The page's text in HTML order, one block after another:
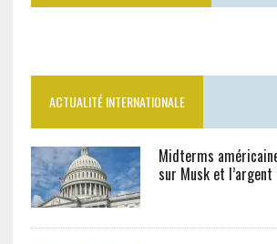
ACTUALITÉ INTERNATIONALE
Midterms
sur Musk et l’argent